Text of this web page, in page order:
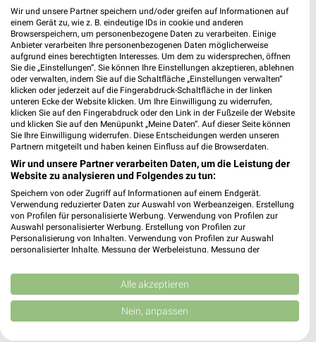
Noch mehr Angebote in
der weekli App!
Jetzt kostenlos laden
Prospekte App für iOS
Kostenlos im App Store erhältlich
Wir und unsere Partner speichern und/oder greifen auf Informationen auf
einem Gerät zu, wie z. B. eindeutige IDs in cookie und anderen
Browserspeichern, um personenbezogene Daten zu verarbeiten. Einige
Anbieter verarbeiten Ihre personenbezogenen Daten möglicherweise
aufgrund eines berechtigten Interesses. Um dem zu widersprechen, öffnen
Sie die „Einstellungen“. Sie können Ihre Einstellungen akzeptieren, ablehnen
oder verwalten, indem Sie auf die Schaltfläche „Einstellungen verwalten“
klicken oder jederzeit auf die Fingerabdruck-Schaltfläche in der linken
unteren Ecke der Website klicken. Um Ihre Einwilligung zu widerrufen,
klicken Sie auf den Fingerabdruck oder den Link in der Fußzeile der Website
und klicken Sie auf den Menüpunkt „Meine Daten“. Auf dieser Seite können
Sie Ihre Einwilligung widerrufen. Diese Entscheidungen werden unseren
Partnern mitgeteilt und haben keinen Einfluss auf die Browserdaten.
Wir und unsere Partner verarbeiten Daten, um die Leistung der
Website zu analysieren und Folgendes zu tun:
Speichern von oder Zugriff auf Informationen auf einem Endgerät.
Verwendung reduzierter Daten zur Auswahl von Werbeanzeigen. Erstellung
von Profilen für personalisierte Werbung. Verwendung von Profilen zur
Auswahl personalisierter Werbung. Erstellung von Profilen zur
Personalisierung von Inhalten. Verwendung von Profilen zur Auswahl
personalisierter Inhalte. Messung der Werbeleistung. Messung der
Kombinationen von Daten aus verschiedenen Quellen. Entwicklung und
Verbesserung der Angebote. Verwendung reduzierter Daten zur Auswahl
von Inhalten.
Daten können außerhalb der Europäischen Union weitergegeben und in die
USA gesendet werden.
Alle akzeptieren
Nein, anpassen